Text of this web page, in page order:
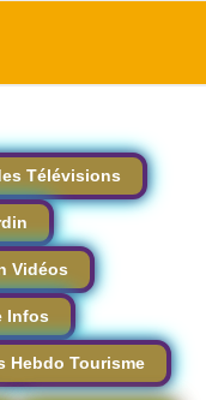
Télévisions
Vidéos
Infos
Hebdo Tourisme